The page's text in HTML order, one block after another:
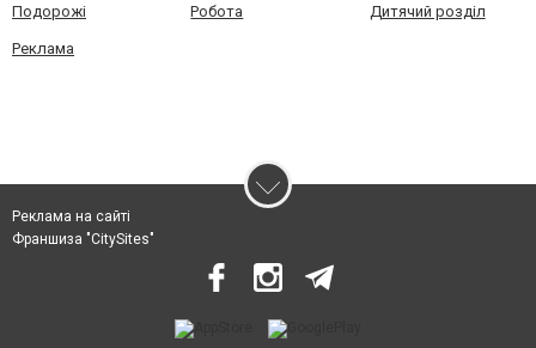
Подорожі Робота Дитячий розділ
Реклама
Реклама на сайті
Франшиза "CitySites"